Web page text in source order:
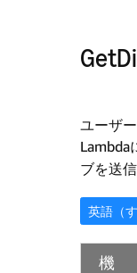
ユーザ
Lambda
ブを送信
英語（
機